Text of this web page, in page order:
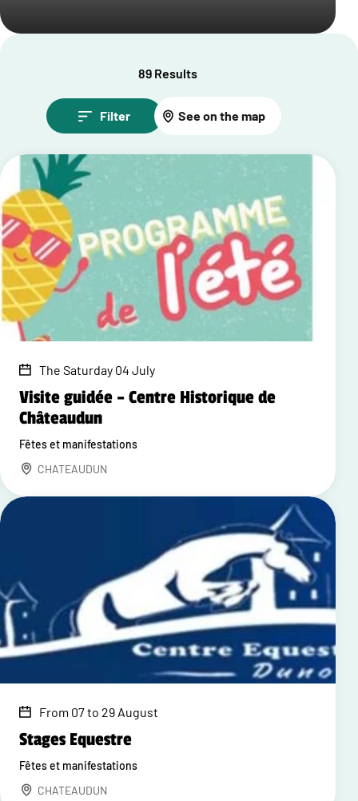
89 Results
Filter See on the map
The Saturday 04 July
Visite guidée – Centre Historique de
Châteaudun
Fêtes et manifestations
CHATEAUDUN
From 07 to 29 August
Stages Equestre
Fêtes et manifestations
CHATEAUDUN